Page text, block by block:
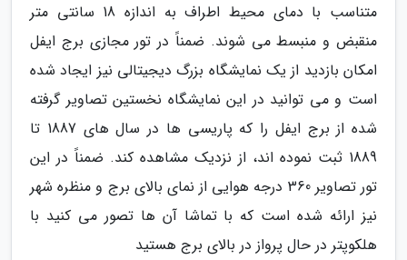
متناسب با دمای محیط اطراف به اندازه 18 سانتی متر
منقبض و منبسط می شوند. ضمناً در تور مجازی برج ایفل
امکان بازدید از یک نمایشگاه بزرگ دیجیتالی نیز ایجاد شده
است و می توانید در این نمایشگاه نخستین تصاویر گرفته
شده از برج ایفل را که پاریسی ها در سال های 1887 تا
1889 ثبت نموده اند، از نزدیک مشاهده کند. ضمناً در این
تور تصاویر 360 درجه هوایی از نمای بالای برج و منظره شهر
نیز ارائه شده است که با تماشا آن ها تصور می کنید با
هلکوپتر در حال پرواز در بالای برج هستید